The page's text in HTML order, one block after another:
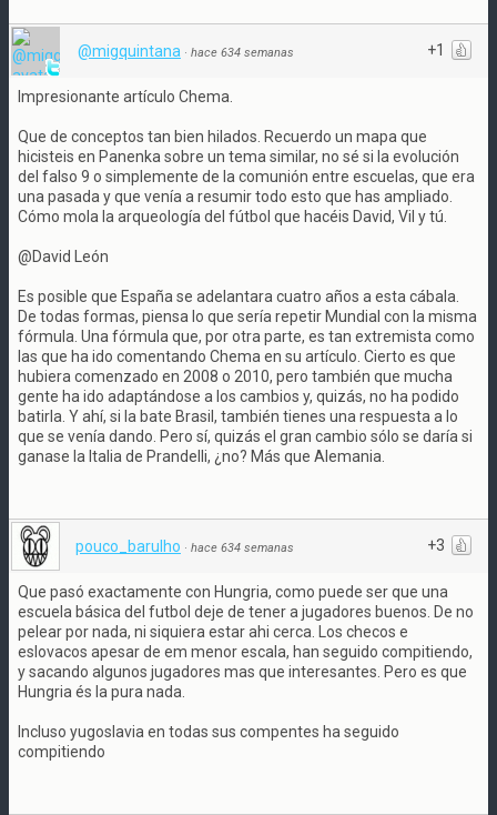
+1
@migquintana · hace 634 semanas
Impresionante artículo Chema.
Que de conceptos tan bien hilados. Recuerdo un mapa que
hicisteis en Panenka sobre un tema similar, no sé si la evolución
del falso 9 o simplemente de la comunión entre escuelas, que era
una pasada y que venía a resumir todo esto que has ampliado.
Cómo mola la arqueología del fútbol que hacéis David, Vil y tú.
@David León
Es posible que España se adelantara cuatro años a esta cábala.
De todas formas, piensa lo que sería repetir Mundial con la misma
fórmula. Una fórmula que, por otra parte, es tan extremista como
las que ha ido comentando Chema en su artículo. Cierto es que
hubiera comenzado en 2008 o 2010, pero también que mucha
gente ha ido adaptándose a los cambios y, quizás, no ha podido
batirla. Y ahí, si la bate Brasil, también tienes una respuesta a lo
que se venía dando. Pero sí, quizás el gran cambio sólo se daría si
ganase la Italia de Prandelli, ¿no? Más que Alemania.
+3
pouco_barulho · hace 634 semanas
Que pasó exactamente con Hungria, como puede ser que una
escuela básica del futbol deje de tener a jugadores buenos. De no
pelear por nada, ni siquiera estar ahi cerca. Los checos e
eslovacos apesar de em menor escala, han seguido compitiendo,
y sacando algunos jugadores mas que interesantes. Pero es que
Hungria és la pura nada.
Incluso yugoslavia en todas sus compentes ha seguido
compitiendo